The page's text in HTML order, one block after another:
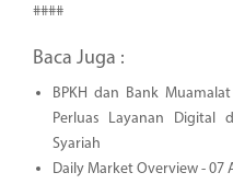
####
Baca Juga :
BPKH dan Bank
Perluas Layanan Digital
Syariah
Daily Market Overview - 07